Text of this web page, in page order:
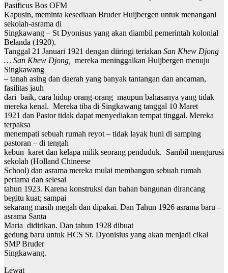
Pasificus Bos OFM
Kapusin, meminta kesediaan Bruder Huijbergen untuk menangani
sekolah-asrama di
Singkawang – St Dyonisus yang akan diambil pemerintah kolonial
Belanda (1920).
Tanggal 21 Januari 1921 dengan diiringi teriakan San Khew Djong
… San Khew Djong,
mereka meninggalkan Huijbergen menuju
Singkawang
– tanah asing dan daerah yang banyak tantangan dan ancaman,
fasilitas jauh
dari baik, cara hidup orang-orang maupun bahasanya yang tidak
mereka kenal. Mereka tiba di Singkawang tanggal 10 Maret
1921 dan Pastor tidak dapat menyediakan tempat tinggal. Mereka
terpaksa
menempati sebuah rumah reyot – tidak layak huni di samping
pastoran – di tengah
kebun karet dan kelapa milik seorang penduduk. Sambil mengurusi
sekolah (Holland Chineese
School) dan asrama mereka mulai membangun sebuah rumah
pertama dan selesai
tahun 1923. Karena konstruksi dan bahan bangunan dirancang
begitu kuat; sampai
sekarang masih megah dan dipakai. Dan Tahun 1926 asrama baru –
asrama Santa
Maria didirikan. Dan tahun 1928 dibuat
gedung baru untuk HCS St. Dyonisius yang akan menjadi cikal
SMP Bruder
Singkawang.
Lewat